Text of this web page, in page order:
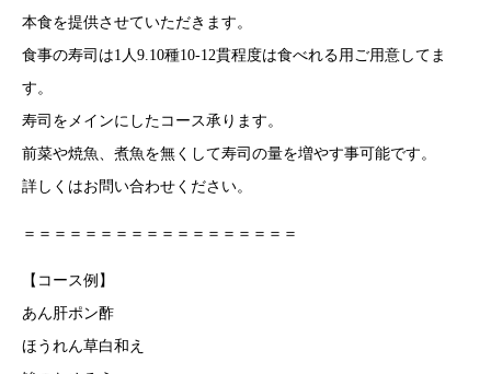
本食を提供させていただきます。
食事の寿司は1人9.10種10-12貫程度は食べれる用ご用意してま
す。
寿司をメインにしたコース承ります。
前菜や焼魚、煮魚を無くして寿司の量を増やす事可能です。
詳しくはお問い合わせください。
＝＝＝＝＝＝＝＝＝＝＝＝＝＝＝＝＝＝
【コース例】
あん肝ポン酢
ほうれん草白和え